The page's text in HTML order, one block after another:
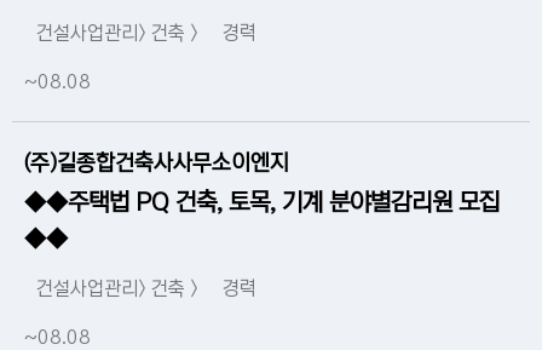
건설사업관리> 건축 > 경력
~08.08
(주)길종합건축사사무소이엔지
◆◆주택법 PQ 건축, 토목, 기계 분야별감리원 모집
◆◆
건설사업관리> 건축 > 경력
~08.08